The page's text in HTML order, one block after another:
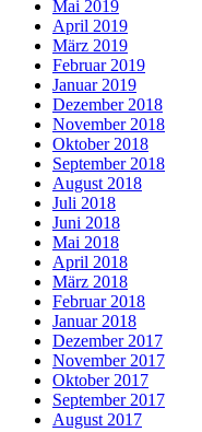
Mai 2019
April 2019
März 2019
Februar 2019
Januar 2019
Dezember 2018
November 2018
Oktober 2018
September 2018
August 2018
Juli 2018
Juni 2018
Mai 2018
April 2018
März 2018
Februar 2018
Januar 2018
Dezember 2017
November 2017
Oktober 2017
September 2017
August 2017